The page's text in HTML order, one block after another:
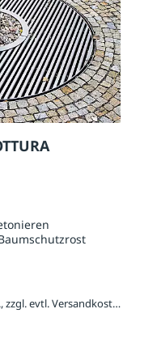
2.919,07 € / Stück inkl. 19 % MwSt., zzgl. evtl. Versandkosten